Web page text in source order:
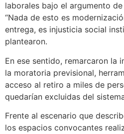
laborales bajo el argumento
“Nada de esto es
entrega, es injusticia social
plantearon.
En ese sentido, remarcaron la
la moratoria previsional,
acceso al retiro a miles de
quedarían excluidas del
Frente al escenario que
los espacios convocantes